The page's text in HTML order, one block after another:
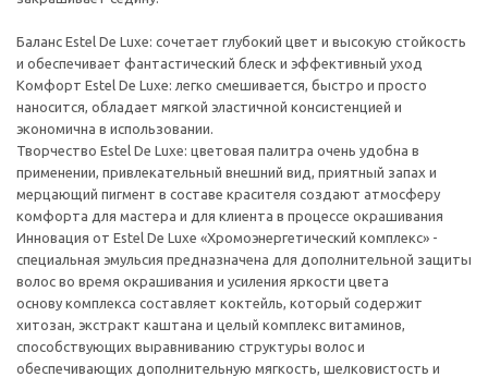
Баланс Estel De Luxe: сочетает глубокий цвет и высокую стойкость
и обеспечивает фантастический блеск и эффективный уход
Комфорт Estel De Luxe: легко смешивается, быстро и просто
наносится, обладает мягкой эластичной консистенцией и
экономична в использовании.
Творчество Estel De Luxe: цветовая палитра очень удобна в
применении, привлекательный внешний вид, приятный запах и
мерцающий пигмент в составе красителя создают атмосферу
комфорта для мастера и для клиента в процессе окрашивания
Инновация от Estel De Luxe «Хромоэнергетический комплекс» -
специальная эмульсия предназначена для дополнительной защиты
волос во время окрашивания и усиления яркости цвета
основу комплекса составляет коктейль, который содержит
хитозан, экстракт каштана и целый комплекс витаминов,
способствующих выравниванию структуры волос и
обеспечивающих дополнительную мягкость, шелковистость и